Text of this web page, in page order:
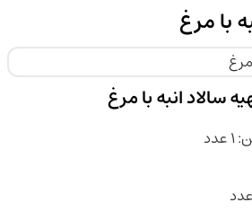
با مرغ
سالاد انبه با مرغ